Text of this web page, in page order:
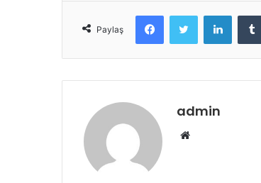
Paylaş
FacebookTwitter
admin
Web